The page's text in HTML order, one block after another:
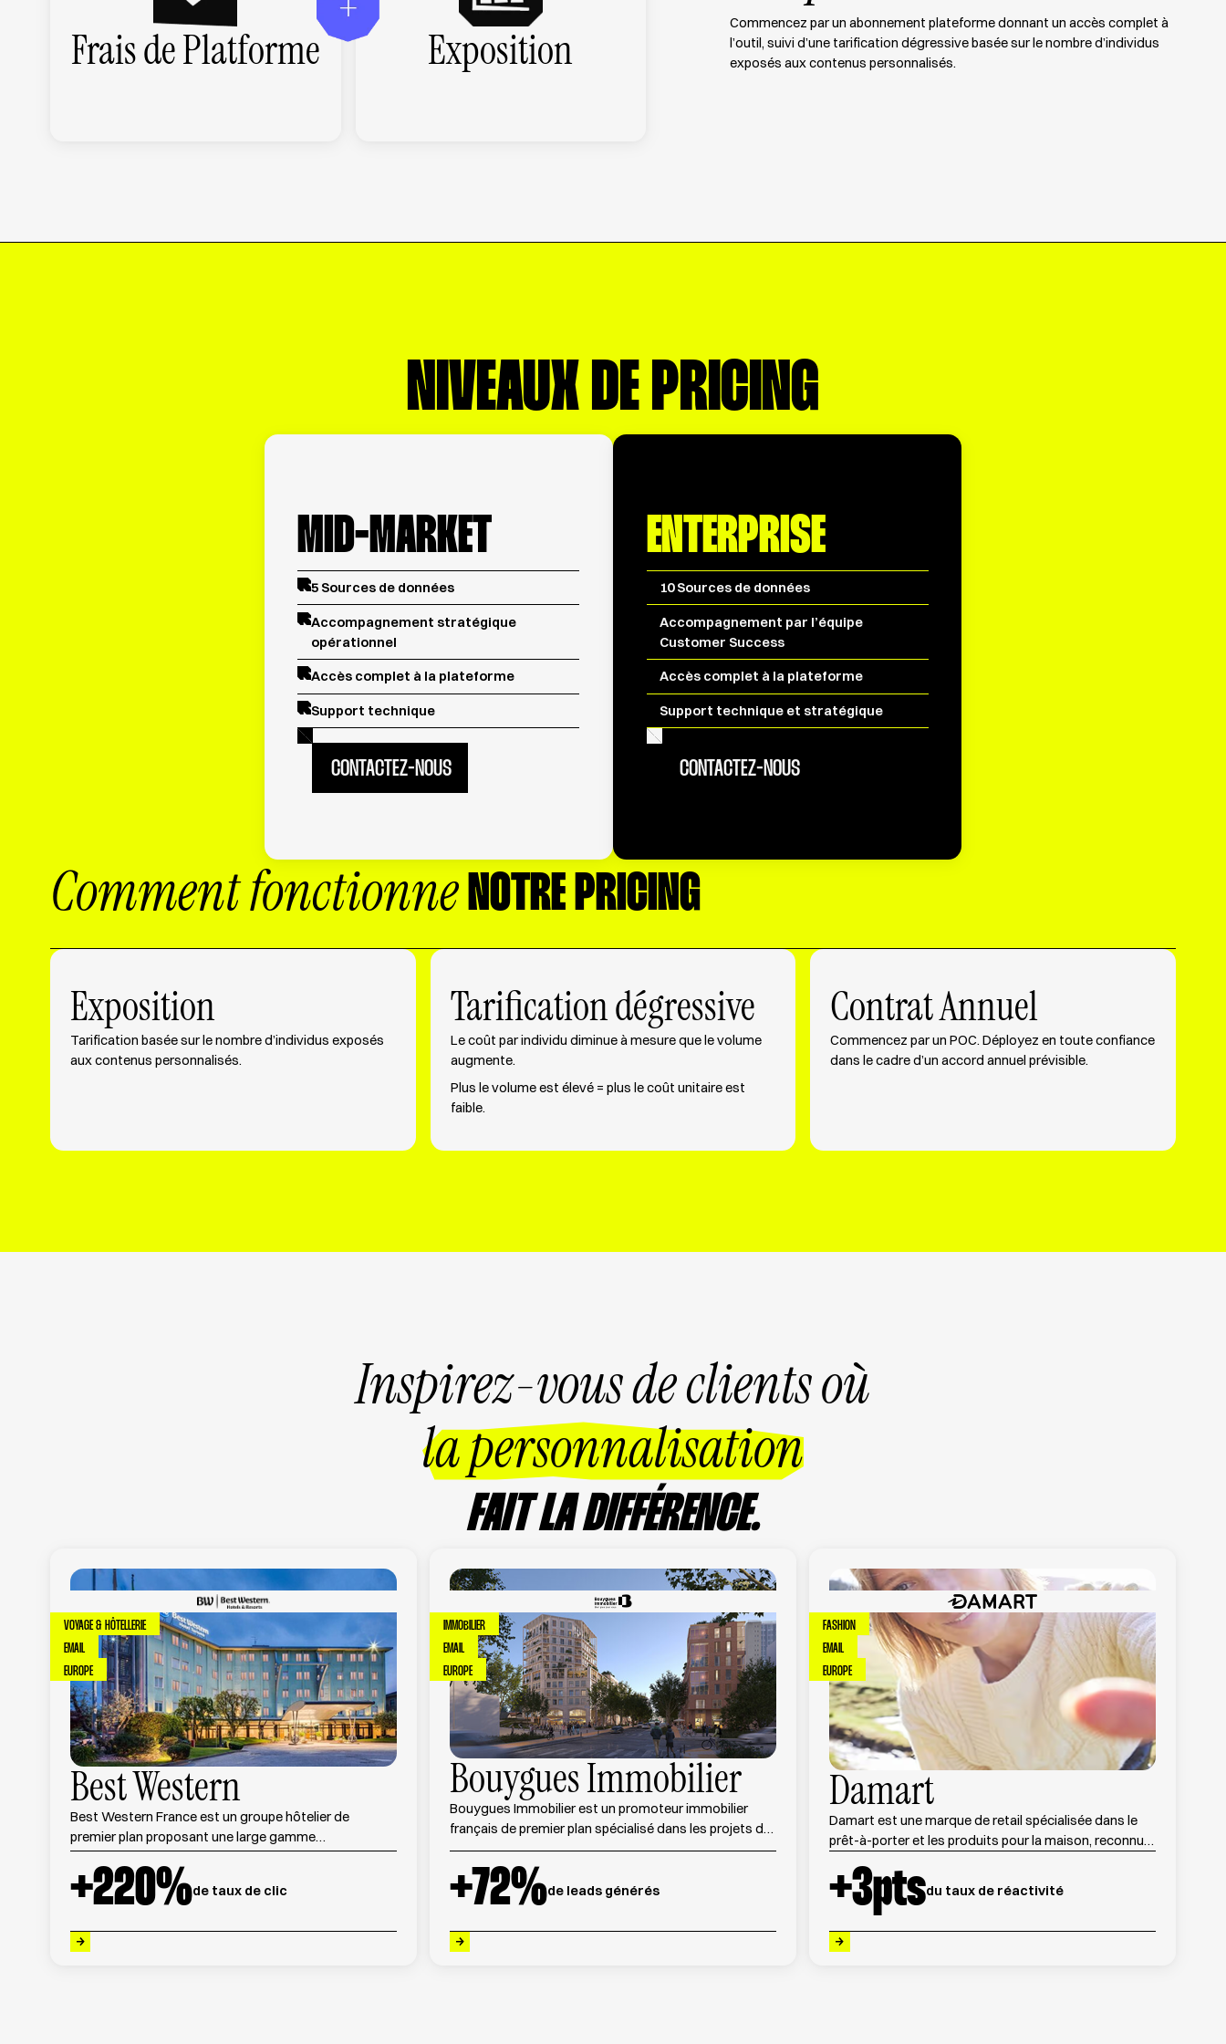
Frais de Platforme Exposition
Commencez par un abonnement plateforme donnant un accès complet à
l’outil, suivi d’une tarification dégressive basée sur le nombre d’individus
exposés aux contenus personnalisés.
NIVEAUX DE PRICING
MID-MARKET
5 Sources de données
Accompagnement stratégique
opérationnel
Accès complet à la plateforme
Support technique
CONTACTEZ-NOUS
ENTERPRISE
10 Sources de données
Accompagnement par l’équipe
Customer Success
Accès complet à la plateforme
Support technique et stratégique
CONTACTEZ-NOUS
Comment fonctionneNOTRE PRICING
Exposition
Tarification basée sur le nombre d’individus exposés
aux contenus personnalisés.
Tarification dégressive
Le coût par individu diminue à mesure que le volume
augmente.
Plus le volume est élevé = plus le coût unitaire est
faible.
Contrat Annuel
Commencez par un POC. Déployez en toute confiance
dans le cadre d’un accord annuel prévisible.
Inspirez-vous de clients où
la personnalisation
FAIT LA DIFFÉRENCE.
VOYAGE & HÔTELLERIE
EMAIL
EUROPE
Best Western
Best Western France est un groupe hôtelier de
premier plan proposant une large gamme
d'hébergements à travers le pays, alliant confort,
service de qualité et prix compétitifs.
+220%de taux de clic
IMMOBILIER
EMAIL
EUROPE
Bouygues Immobilier
Bouygues Immobilier est un promoteur immobilier
français de premier plan spécialisé dans les projets de
développement résidentiel, commercial et urbain en
France.
+72%de leads générés
FASHION
EMAIL
EUROPE
Damart
Damart est une marque de retail spécialisée dans le
prêt-à-porter et les produits pour la maison, reconnue
saisonnières.
+3ptsdu taux de réactivité